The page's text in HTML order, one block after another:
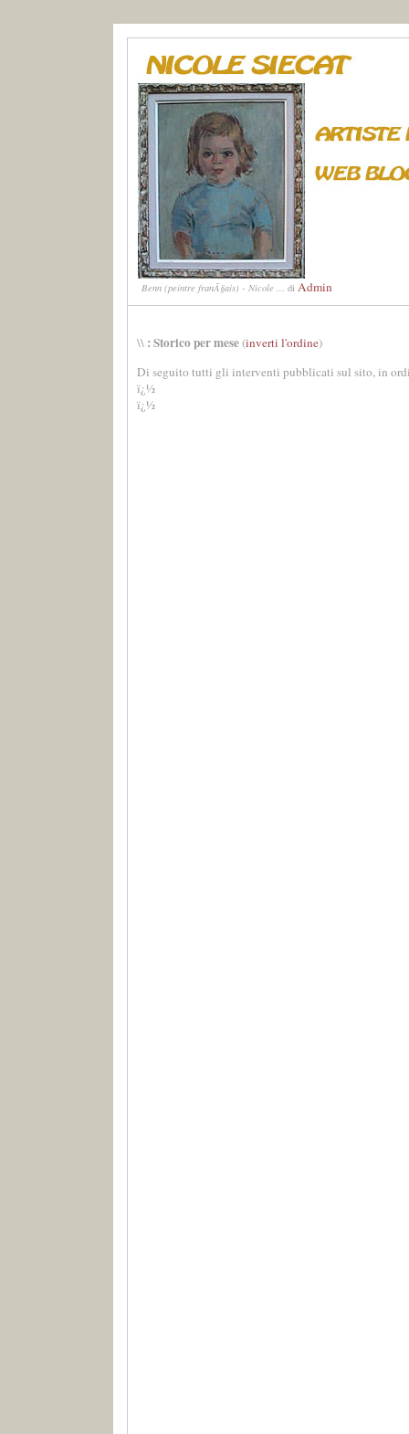
Benn (peintre franÃ§ais) - Nicole ... di Admin
\\ : Storico per mese(inverti l'ordine)
Di seguito tutti gli interventi pubblicati sul sito, in
ï¿½
ï¿½